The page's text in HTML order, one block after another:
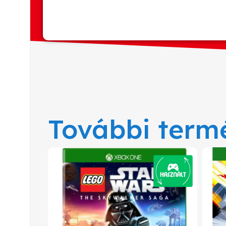
További